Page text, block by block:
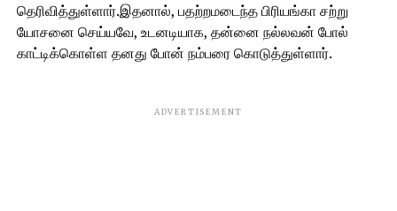
தெரிவித்துள்ளார்.இதனால், பதற்றமடைந்த பிரியங்கா சற்று
யோசனை செய்யவே, உடனடியாக, தன்னை நல்லவன் போல்
காட்டிக்கொள்ள தனது போன் நம்பரை கொடுத்துள்ளார்.
ADVERTISEMENT